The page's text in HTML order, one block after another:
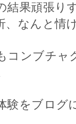
結果頑張り
、なんと情
コンブチャ
験をブログ